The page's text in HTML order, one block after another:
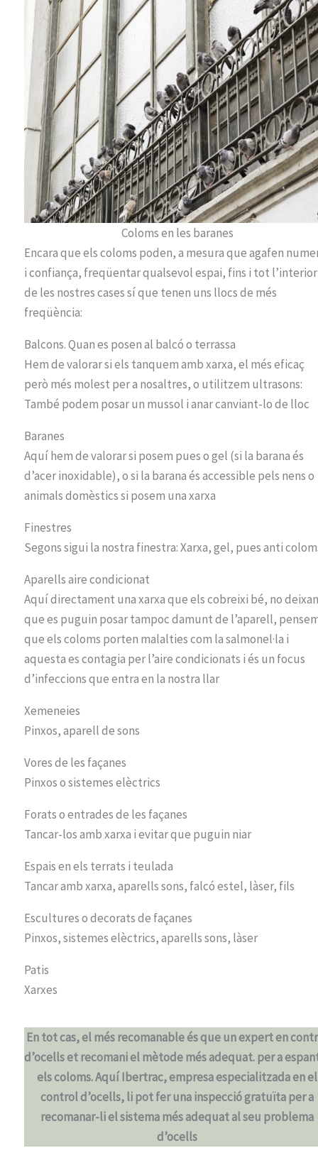
Coloms en les baranes
Encara que els coloms poden, a mesura que agafen
i confiança, freqüentar qualsevol espai, fins i tot l’interior
de les nostres cases sí que tenen uns llocs de més
freqüència:
Balcons. Quan es posen al balcó o terrassa
Hem de valorar si els tanquem amb xarxa, el més eficaç
però més molest per a nosaltres, o utilitzem ultrasons:
També podem posar un mussol i anar canviant-lo de lloc
Baranes
Aquí hem de valorar si posem pues o gel (si la barana és
d’acer inoxidable), o si la barana és accessible pels nens o
animals domèstics si posem una xarxa
Finestres
Segons sigui la nostra finestra: Xarxa, gel, pues anti
Aparells aire condicionat
Aquí directament una xarxa que els cobreixi bé, no
que es puguin posar tampoc damunt de l’aparell,
que els coloms porten malalties com la salmonel·la i
aquesta es contagia per l’aire condicionats i és un focus
d’infeccions que entra en la nostra llar
Xemeneies
Pinxos, aparell de sons
Vores de les façanes
Pinxos o sistemes elèctrics
Forats o entrades de les façanes
Tancar-los amb xarxa i evitar que puguin niar
Espais en els terrats i teulada
Tancar amb xarxa, aparells sons, falcó estel, làser, fils
Escultures o decorats de façanes
Pinxos, sistemes elèctrics, aparells sons, làser
Patis
Xarxes
En tot cas, el més recomanable és que un expert en
d’ocells et recomani el mètode més adequat. per a
els coloms. Aquí Ibertrac, empresa especialitzada en el
control d’ocells, li pot fer una inspecció gratuïta per a
recomanar-li el sistema més adequat al seu problema
d’ocells